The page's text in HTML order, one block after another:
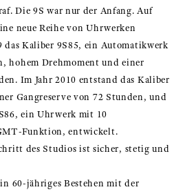
Die 9S war nur der Anfang. Auf
neue Reihe von Uhrwerken
Kaliber 9S85, ein Automatikwerk
hohem Drehmoment und einer
Im Jahr 2010 entstand das Kaliber
Gangreserve von 72 Stunden, und
ein Uhrwerk mit 10
Funktion, entwickelt.
des Studios ist sicher, stetig und
60-jähriges Bestehen mit der